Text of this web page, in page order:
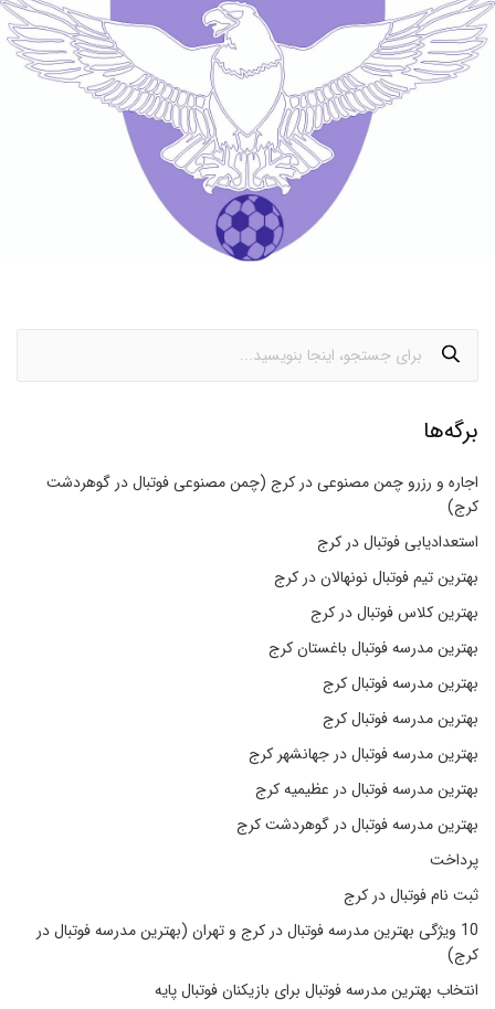
برگه‌ها
اجاره و رزرو چمن مصنوعی در کرج (چمن مصنوعی فوتبال در گوهردشت
کرج)
استعدادیابی فوتبال در کرج
بهترین تیم فوتبال نونهالان در کرج
بهترین کلاس فوتبال در کرج
بهترین مدرسه فوتبال باغستان کرج
بهترین مدرسه فوتبال کرج
بهترین مدرسه فوتبال کرج
بهترین مدرسه فوتبال در جهانشهر کرج
بهترین مدرسه فوتبال در عظیمیه کرج
بهترین مدرسه فوتبال در گوهردشت کرج
پرداخت
ثبت نام فوتبال در کرج
10 ویژگی بهترین مدرسه فوتبال در کرج و تهران (بهترین مدرسه فوتبال در
کرج)
انتخاب بهترین مدرسه فوتبال برای بازیکنان فوتبال پایه